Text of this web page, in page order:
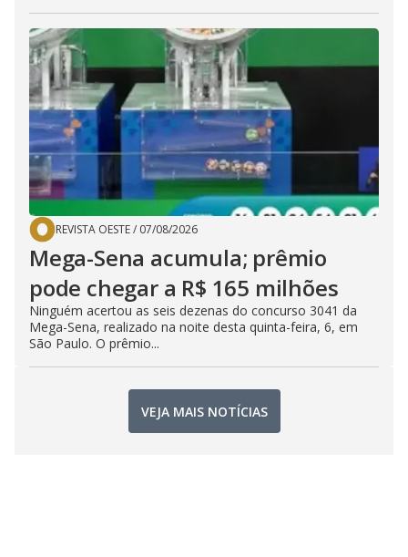
REVISTA OESTE/ 07/08/2026
Mega-Sena acumula; prêmio
pode chegar a R$ 165 milhões
Ninguém acertou as seis dezenas do concurso 3041 da
Mega-Sena, realizado na noite desta quinta-feira, 6, em
São Paulo. O prêmio...
VEJA MAIS NOTÍCIAS